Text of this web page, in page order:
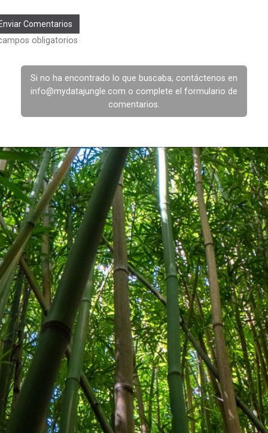
obligatorios
Si no ha encontrado lo que buscaba, contáctenos en
info@mydatajungle.com o complete el formulario de
comentarios.